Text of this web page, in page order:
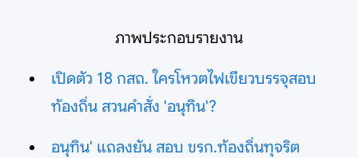
ภาพประกอบรายงาน
เปิดตัว 18 กสถ. ใครโหวตไฟเขียวบรรจุสอบ
ท้องถิ่น สวนคำสั่ง 'อนุทิน'?
อนุทิน' แถลงยัน สอบ ขรก.ท้องถิ่นทุจริต